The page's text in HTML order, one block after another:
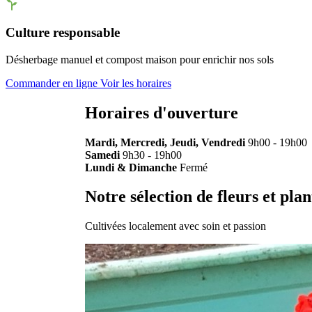
Culture responsable
Désherbage manuel et compost maison pour enrichir nos sols
Commander en ligne Voir les horaires
Horaires d'ouverture
Mardi, Mercredi, Jeudi, Vendredi 9h00 - 19h00
Samedi 9h30 - 19h00
Lundi & Dimanche Fermé
Notre sélection de fleurs et
Cultivées localement avec soin et passion